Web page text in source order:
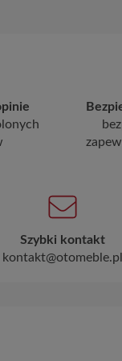
Szybki kontakt
kontakt@otomeble.pl